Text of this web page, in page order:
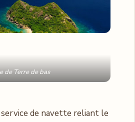
de Terre de bas
service de navette reliant le